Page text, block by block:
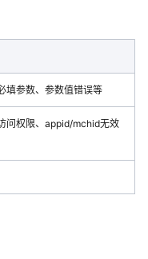
填参数、参数值错误等
问权限、appid/mchid无效